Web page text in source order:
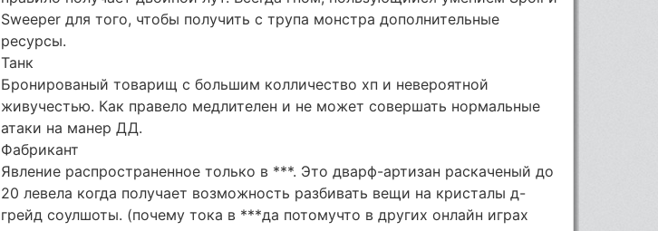
Sweeper для того, чтобы получить с трупа монстра дополнительные
ресурсы.
Танк
Бронированый товарищ с большим колличество хп и невероятной
живучестью. Как правело медлителен и не может совершать нормальные
атаки на манер ДД.
Фабрикант
Явление распространенное только в ***. Это дварф-артизан раскаченый до
20 левела когда получает возможность разбивать вещи на кристалы д-
грейд соулшоты. (почему тока в ***да потомучто в других онлайн играх